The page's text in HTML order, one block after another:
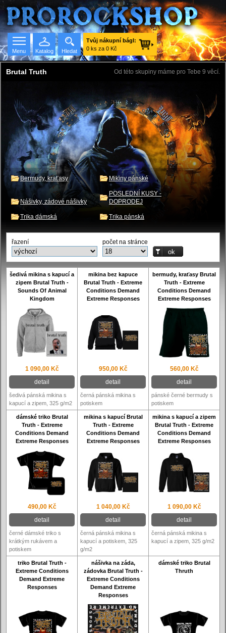
Hledat
Seznam skupin
Menu
Tvůj nákupní bágl:
0 ks za 0 Kč
Od této skupiny máme pro Tebe 9 věcí.
Brutal Truth
Bermudy, kraťasy Mikiny pánské
Nášivky, zádové nášivky
POSLEDNÍ KUSY -
DOPRODEJ
Trika dámská Trika pánská
řazení počet na stránce
šedivá mikina s kapucí a
zipem Brutal Truth -
Sounds Of Animal
Kingdom
mikina bez kapuce
Brutal Truth - Extreme
Conditions Demand
Extreme Responses
bermudy, kraťasy Brutal
Truth - Extreme
Conditions Demand
Extreme Responses
1 090,00 Kč
detail
950,00 Kč
detail
560,00 Kč
detail
šedivá pánská mikina s
kapucí a zipem, 325 g/m2
černá pánská mikina s
potiskem
pánské černé bermudy s
potiskem
dámské triko Brutal
Truth - Extreme
Conditions Demand
Extreme Responses
mikina s kapucí Brutal
Truth - Extreme
Conditions Demand
Extreme Responses
mikina s kapucí a zipem
Brutal Truth - Extreme
Conditions Demand
Extreme Responses
490,00 Kč
detail
1 040,00 Kč
detail
1 090,00 Kč
detail
černé dámské triko s
krátkým rukávem a
potiskem
černá pánská mikina s
kapucí a potiskem, 325
g/m2
černá pánská mikina s
kapucí a zipem, 325 g/m2
triko Brutal Truth -
Extreme Conditions
Demand Extreme
Responses
nášivka na záda,
zádovka Brutal Truth -
Extreme Conditions
Demand Extreme
Responses
dámské triko Brutal
Thruth
Katalog